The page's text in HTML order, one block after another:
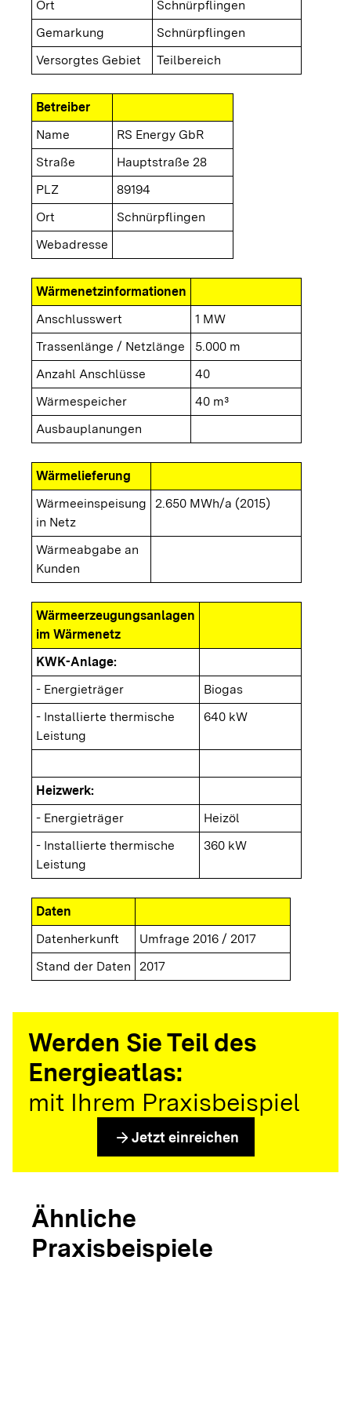
Ort
Schnürpflingen
Gemarkung
Schnürpflingen
Versorgtes Gebiet
Teilbereich
Betreiber
Name
RS Energy GbR
Straße
Hauptstraße 28
PLZ
89194
Ort
Schnürpflingen
Webadresse
Wärmenetzinformationen
Anschlusswert
1 MW
Trassenlänge / Netzlänge
5.000 m
Anzahl Anschlüsse
40
Wärmespeicher
40 m³
Ausbauplanungen
Wärmelieferung
Wärmeeinspeisung
in Netz
2.650 MWh/a (2015)
Wärmeabgabe an
Kunden
Wärmeerzeugungsanlagen
im Wärmenetz
KWK-Anlage:
- Energieträger
Biogas
- Installierte thermische
Leistung
640 kW
Heizwerk:
- Energieträger
Heizöl
- Installierte thermische
Leistung
360 kW
Daten
Datenherkunft
Umfrage 2016 / 2017
Stand der Daten
2017
Werden Sie Teil des
Energieatlas:
mit Ihrem Praxisbeispiel
arrow_forward Jetzt einreichen
Ähnliche
Praxisbeispiele